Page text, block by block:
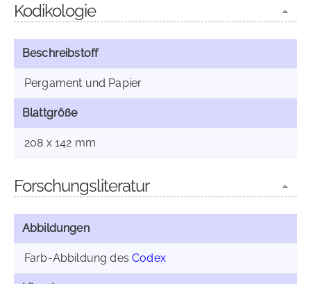
Kodikologie
Beschreibstoff
Pergament und Papier
Blattgröße
208 x 142 mm
Forschungsliteratur
Abbildungen
Farb-Abbildung desCodex